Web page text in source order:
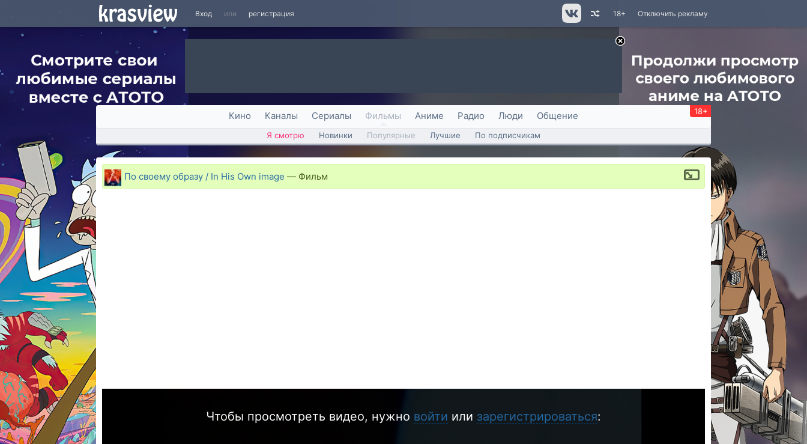
Вход или регистрация Отключить рекламу
18+
Кино Каналы Сериалы Фильмы Аниме Радио Люди Общение 18+
Я смотрю Новинки Популярные Лучшие По подписчикам
По своему образу / In His Own image — Фильм
Чтобы просмотреть видео, нужно войти или зарегистрироваться: